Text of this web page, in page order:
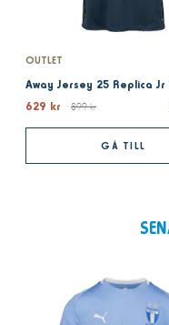
OUTLET
629 kr
899 kr
GÅ TILL